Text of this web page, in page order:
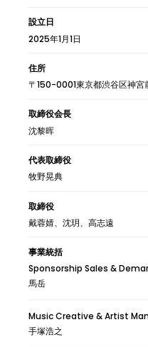
設立日
2025年1月1日
住所
〒150-0001東京都渋谷区神宮
取締役会長
沈黎晖
代表取締役
牧野晃典
取締役
戴蓉婧、沈玥、高志遠
事業統括
Sponsorship Sales &
馬岳
Music Creative & Artist
手塚浩之